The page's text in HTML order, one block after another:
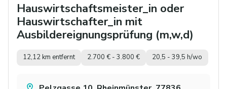
Hauswirtschaftsmeister_in oder
Hauswirtschafter_in mit
Ausbildereignungsprüfung (m,w,d)
12,12 km entfernt 2.700 € - 3.800 € 20,5 - 39,5 h/wo